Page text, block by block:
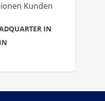
Kunden
IN